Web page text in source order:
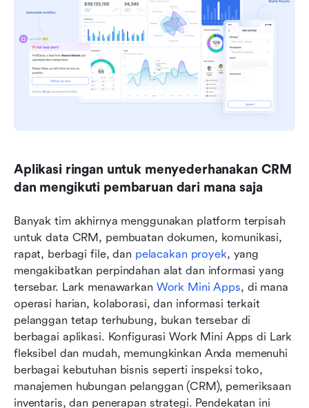
Aplikasi ringan untuk menyederhanakan CRM
dan mengikuti pembaruan dari mana saja
Banyak tim akhirnya menggunakan platform terpisah
untuk data CRM, pembuatan dokumen, komunikasi,
rapat, berbagi file, dan pelacakan proyek, yang
mengakibatkan perpindahan alat dan informasi yang
tersebar. Lark menawarkan Work Mini Apps, di mana
operasi harian, kolaborasi, dan informasi terkait
pelanggan tetap terhubung, bukan tersebar di
berbagai aplikasi. Konfigurasi Work Mini Apps di Lark
fleksibel dan mudah, memungkinkan Anda memenuhi
berbagai kebutuhan bisnis seperti inspeksi toko,
manajemen hubungan pelanggan (CRM), pemeriksaan
inventaris, dan penerapan strategi. Pendekatan ini